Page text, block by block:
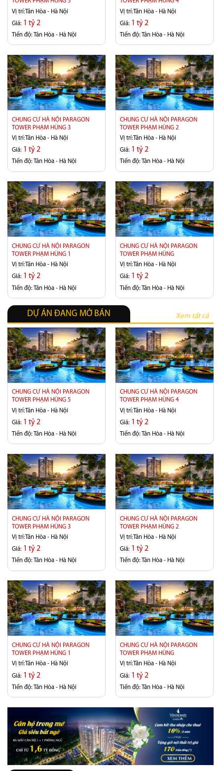
Vị trí:Tân Hòa - Hà Nội
Giá: 1 tỷ 2
Tiến độ: Tân Hòa - Hà Nội
Vị trí:Tân Hòa - Hà Nội
Giá: 1 tỷ 2
Tiến độ: Tân Hòa - Hà Nội
CHUNG CƯ HÀ NỘI PARAGON
TOWER PHẠM HÙNG 3
Vị trí:Tân Hòa - Hà Nội
Giá: 1 tỷ 2
Tiến độ: Tân Hòa - Hà Nội
CHUNG CƯ HÀ NỘI PARAGON
TOWER PHẠM HÙNG 2
Vị trí:Tân Hòa - Hà Nội
Giá: 1 tỷ 2
Tiến độ: Tân Hòa - Hà Nội
CHUNG CƯ HÀ NỘI PARAGON
TOWER PHẠM HÙNG 1
Vị trí: Tân Hòa - Hà Nội
Giá: 1 tỷ 2
Tiến độ: Tân Hòa - Hà Nội
CHUNG CƯ HÀ NỘI PARAGON
TOWER PHẠM HÙNG
Vị trí: Tân Hòa - Hà Nội
Giá: 1 tỷ 2
Tiến độ: Tân Hòa - Hà Nội
DỰ ÁN ĐANG MỞ BÁN Xem tất cả
CHUNG CƯ HÀ NỘI PARAGON
TOWER PHẠM HÙNG 5
Vị trí:Tân Hòa - Hà Nội
Giá: 1 tỷ 2
Tiến độ: Tân Hòa - Hà Nội
CHUNG CƯ HÀ NỘI PARAGON
TOWER PHẠM HÙNG 4
Vị trí:Tân Hòa - Hà Nội
Giá: 1 tỷ 2
Tiến độ: Tân Hòa - Hà Nội
CHUNG CƯ HÀ NỘI PARAGON
TOWER PHẠM HÙNG 3
Vị trí:Tân Hòa - Hà Nội
Giá: 1 tỷ 2
Tiến độ: Tân Hòa - Hà Nội
CHUNG CƯ HÀ NỘI PARAGON
TOWER PHẠM HÙNG 2
Vị trí:Tân Hòa - Hà Nội
Giá: 1 tỷ 2
Tiến độ: Tân Hòa - Hà Nội
CHUNG CƯ HÀ NỘI PARAGON
TOWER PHẠM HÙNG 1
Vị trí: Tân Hòa - Hà Nội
Giá: 1 tỷ 2
Tiến độ: Tân Hòa - Hà Nội
CHUNG CƯ HÀ NỘI PARAGON
TOWER PHẠM HÙNG
Vị trí: Tân Hòa - Hà Nội
Giá: 1 tỷ 2
Tiến độ: Tân Hòa - Hà Nội